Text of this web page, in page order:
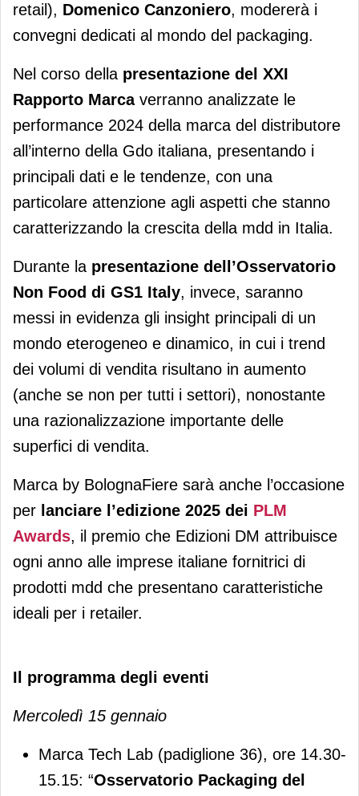
retail), Domenico Canzoniero, modererà i
convegni dedicati al mondo del packaging.
Nel corso della presentazione del XXI
Rapporto Marcaverranno analizzate le
performance 2024 della marca del distributore
all’interno della Gdo italiana, presentando i
principali dati e le tendenze, con una
particolare attenzione agli aspetti che stanno
caratterizzando la crescita della mdd in Italia.
Durante la presentazione dell’Osservatorio
Non Food di GS1 Italy, invece, saranno
messi in evidenza gli insight principali di un
mondo eterogeneo e dinamico, in cui i trend
dei volumi di vendita risultano in aumento
(anche se non per tutti i settori), nonostante
una razionalizzazione importante delle
superfici di vendita.
Marca by BolognaFiere sarà anche l’occasione
per lanciare l’edizione 2025 dei PLM
Awards, il premio che Edizioni DM attribuisce
ogni anno alle imprese italiane fornitrici di
prodotti mdd che presentano caratteristiche
ideali per i retailer.
Il programma degli eventi
Mercoledì 15 gennaio
Marca Tech Lab (padiglione 36), ore 14.30-
15.15: “Osservatorio Packaging del